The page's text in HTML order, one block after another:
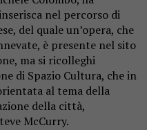
nel percorso di
del quale un’opera, che
è presente nel sito
ma si ricolleghi
di Spazio Cultura, che in
al tema della
della città,
McCurry.